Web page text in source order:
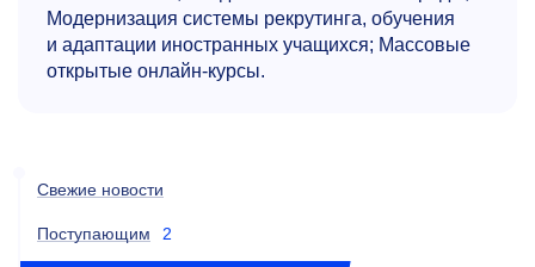
Модернизация системы рекрутинга, обучения
и адаптации иностранных учащихся; Массовые
открытые онлайн-курсы.
Свежие новости
Поступающим 2